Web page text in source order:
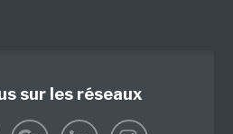
sur les réseaux